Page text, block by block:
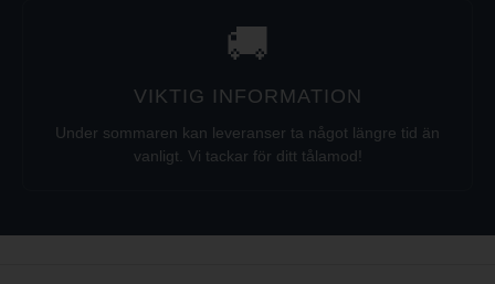
🚚
VIKTIG INFORMATION
Under sommaren kan leveranser ta något längre tid än
vanligt. Vi tackar för ditt tålamod!